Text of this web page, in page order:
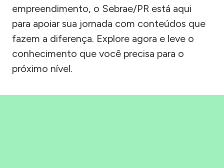
empreendimento, o Sebrae/PR está aqui
para apoiar sua jornada com conteúdos que
fazem a diferença. Explore agora e leve o
conhecimento que você precisa para o
próximo nível.